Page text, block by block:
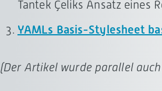
Tantek Çeliks Ansatz eines
YAMLs Basis-Stylesheet
(Der Artikel wurde parallel